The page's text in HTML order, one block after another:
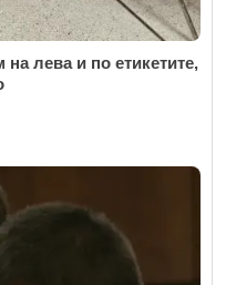
лева и по етикетите,